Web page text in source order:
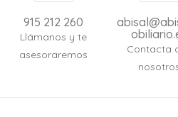
915 212 260
Llámanos y te
asesoraremos
Contacta